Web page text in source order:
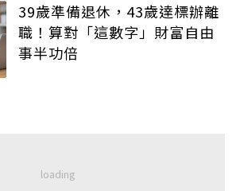
39歲準備退休，43歲達標辦離
職！算對「這數字」財富自由
事半功倍